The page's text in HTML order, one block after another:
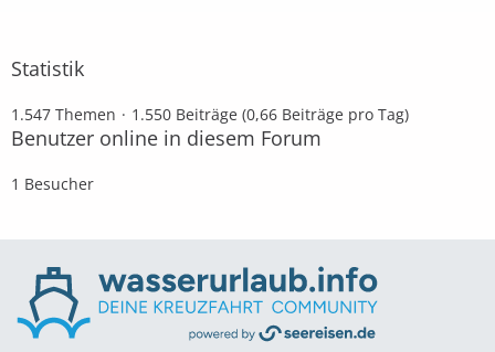
Statistik
1.547 Themen 1.550 Beiträge (0,66 Beiträge pro Tag)
Benutzer online in diesem Forum
1 Besucher